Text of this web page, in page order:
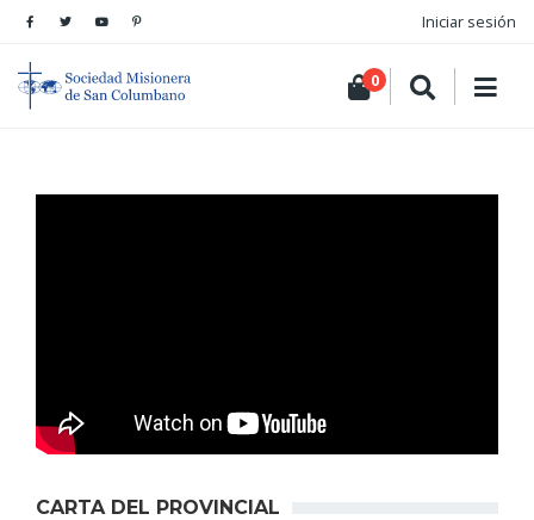
Iniciar sesión
0
CARTA DEL PROVINCIAL